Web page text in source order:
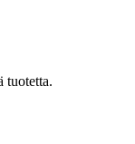
tuotetta.